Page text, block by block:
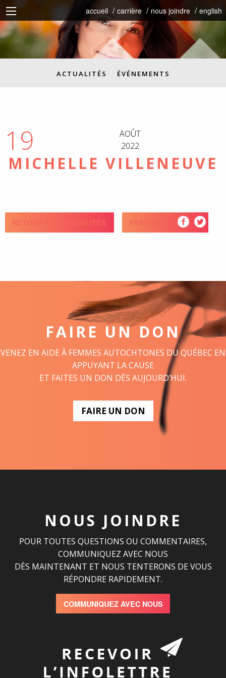
accueil carrière nous joindre english
ACTUALITÉS ÉVÉNEMENTS
19
AOÛT
2022
MICHELLE VILLENEUVE
RETOUR AUX ACTUALITÉS PARTAGEZ
FAIRE UN DON
VENEZ EN AIDE À FEMMES AUTOCHTONES DU QUÉBEC EN
APPUYANT LA CAUSE
ET FAITES UN DON DÈS AUJOURD’HUI.
FAIRE UN DON
NOUS JOINDRE
POUR TOUTES QUESTIONS OU COMMENTAIRES,
COMMUNIQUEZ AVEC NOUS
DÈS MAINTENANT ET NOUS TENTERONS DE VOUS
RÉPONDRE RAPIDEMENT.
COMMUNIQUEZ AVEC NOUS